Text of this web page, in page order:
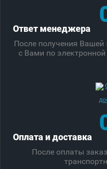
Ответ менеджера
После получения
с Вами по
Оплата и доставка
После оплаты